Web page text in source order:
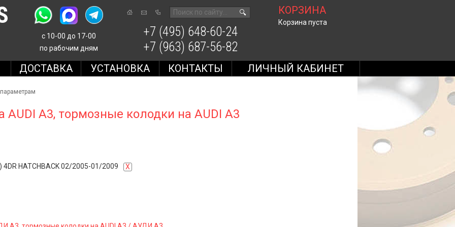
с 10-00 до 17-00
по рабочим дням
🔍 КОРЗИНА
Корзина пуста
+7 (495) 648-60-24
+7 (963) 687-56-82
ДОСТАВКА УСТАНОВКА КОНТАКТЫ ЛИЧНЫЙ КАБИНЕТ
A3, тормозные колодки на AUDI A3
4DR HATCHBACK 02/2005-01/2009 X